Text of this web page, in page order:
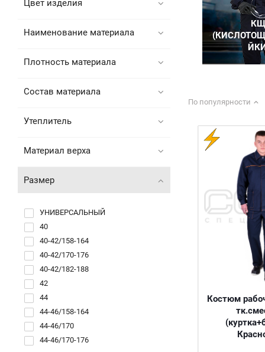
По популярности
Костюм
Цвет изделия
Наименование материала
Плотность материала
Состав материала
Утеплитель
Материал верха
Размер
УНИВЕРСАЛЬНЫЙ
40
40-42/158-164
40-42/170-176
40-42/182-188
42
44
44-46/158-164
44-46/170
44-46/170-176